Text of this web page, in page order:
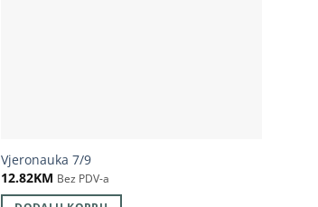
Vjeronauka 7/9
12.82KM Bez PDV-a